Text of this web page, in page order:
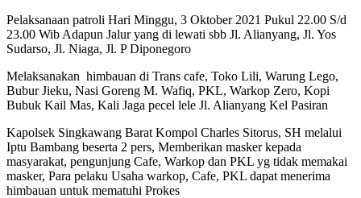
Pelaksanaan patroli Hari Minggu, 3 Oktober 2021 Pukul 22.00 S/d
23.00 Wib Adapun Jalur yang di lewati sbb Jl. Alianyang, Jl. Yos
Sudarso, Jl. Niaga, Jl. P Diponegoro
Melaksanakan himbauan di Trans cafe, Toko Lili, Warung Lego,
Bubur Jieku, Nasi Goreng M. Wafiq, PKL, Warkop Zero, Kopi
Bubuk Kail Mas, Kali Jaga pecel lele Jl. Alianyang Kel Pasiran
Kapolsek Singkawang Barat Kompol Charles Sitorus, SH melalui
Iptu Bambang beserta 2 pers, Memberikan masker kepada
masyarakat, pengunjung Cafe, Warkop dan PKL yg tidak memakai
masker, Para pelaku Usaha warkop, Cafe, PKL dapat menerima
himbauan untuk mematuhi Prokes